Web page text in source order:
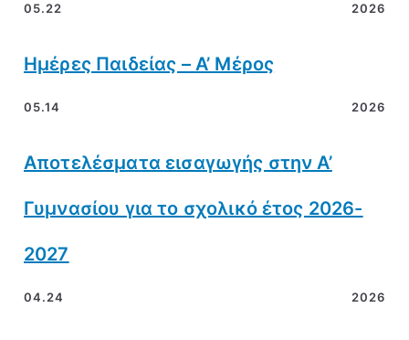
05.22 2026
Ημέρες Παιδείας – Α’ Μέρος
05.14 2026
Αποτελέσματα εισαγωγής στην Α’
Γυμνασίου για το σχολικό έτος 2026-
2027
04.24 2026